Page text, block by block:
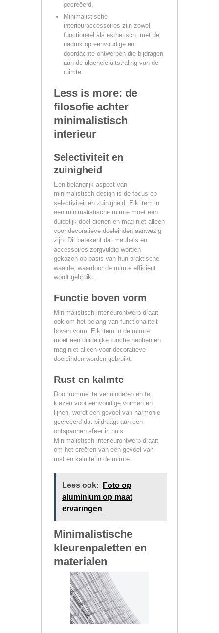
gecreëerd.
Minimalistische
interieuraccessoires zijn zowel
functioneel als esthetisch, met de
nadruk op eenvoudige en
doordachte ontwerpen die bijdragen
aan de algehele uitstraling van de
ruimte.
Less is more: de
filosofie achter
minimalistisch
interieur
Selectiviteit en
zuinigheid
Een belangrijk aspect van
minimalistisch design is de focus op
selectiviteit en zuinigheid. Elk item in
een minimalistische ruimte moet een
duidelijk doel dienen en mag niet alleen
voor decoratieve doeleinden aanwezig
zijn. Dit betekent dat meubels en
accessoires zorgvuldig worden
gekozen op basis van hun praktische
waarde, waardoor de ruimte efficiënt
wordt gebruikt.
Functie boven vorm
Minimalistisch interieurontwerp draait
ook om het belang van functionaliteit
boven vorm. Elk item in de ruimte
moet een duidelijke functie hebben en
mag niet alleen voor decoratieve
doeleinden worden gebruikt.
Rust en kalmte
Door rommel te verminderen en te
kiezen voor eenvoudige vormen en
lijnen, wordt een gevoel van harmonie
gecreëerd dat bijdraagt aan een
ontspannen sfeer in huis.
Minimalistisch interieurontwerp draait
om het creëren van een gevoel van
rust en kalmte in de ruimte.
Lees ook:
Foto op
aluminium op maat
ervaringen
Minimalistische
kleurenpaletten en
materialen